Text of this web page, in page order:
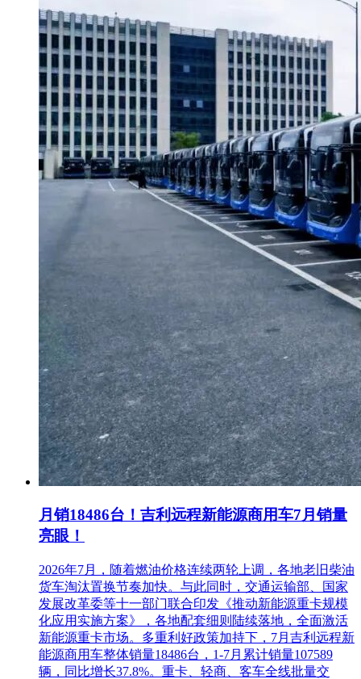
月销18486台！吉利远程新能源商用车7月销量
亮眼！
2026年7月，随着燃油价格连续两轮上调，各地老旧柴油
货车淘汰置换节奏加快。与此同时，交通运输部、国家
发展改革委等十一部门联合印发《推动新能源重卡规模
化应用实施方案》，各地配套细则陆续落地，全面激活
新能源重卡市场。多重利好政策加持下，7月吉利远程新
能源商用车整体销量18486台，1-7月累计销量107589
辆，同比增长37.8%。重卡、轻商、客车全线批量交